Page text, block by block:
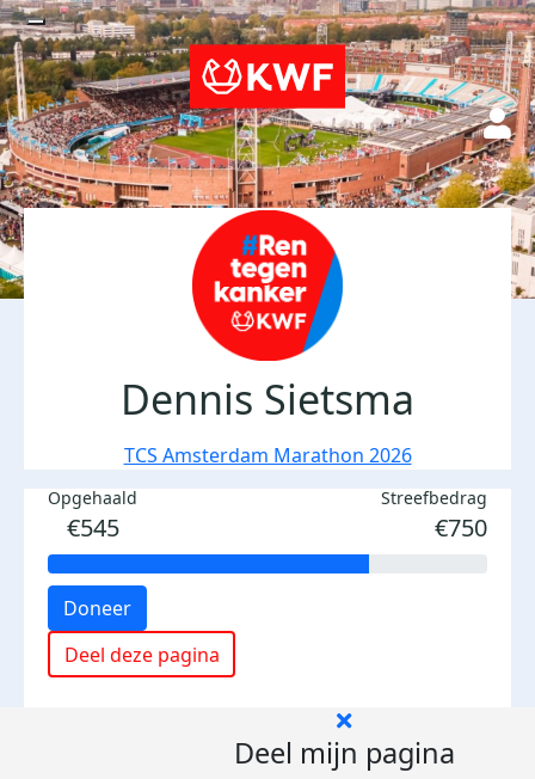
Dennis Sietsma
TCS Amsterdam Marathon 2026
Opgehaald
€545
Streefbedrag
€750
Doneer
Deel deze pagina
Deel mijn pagina